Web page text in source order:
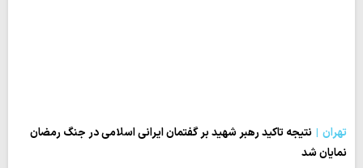
تهران
نتیجه تاکید رهبر شهید بر گفتمان ایرانی اسلامی در جنگ رمضان
نمایان شد